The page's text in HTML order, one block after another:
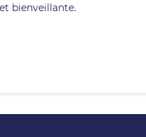
bienveillante.